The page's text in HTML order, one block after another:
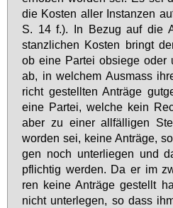
die Kos­ten al­ler In­stan­zen
S. 14 f.). In Be­zug auf die
stanz­li­chen Kos­ten bringt
ob ei­ne Par­tei ob­sie­ge oder
ab, in wel­chem Aus­mass
richt ge­stell­ten An­trä­ge
ei­ne Par­tei, wel­che kein
aber zu ei­ner all­fäl­li­gen
wor­den sei, kei­ne An­trä­ge,
gen noch un­ter­lie­gen und
pflich­tig wer­den. Da er im
ren kei­ne An­trä­ge ge­stellt
nicht un­ter­le­gen, so dass